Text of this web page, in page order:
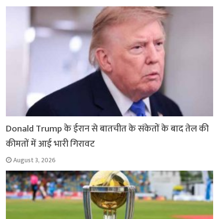
Donald Trump के ईरान से बातचीत के संकेतों के बाद तेल की
कीमतों में आई भारी गिरावट
August 3, 2026